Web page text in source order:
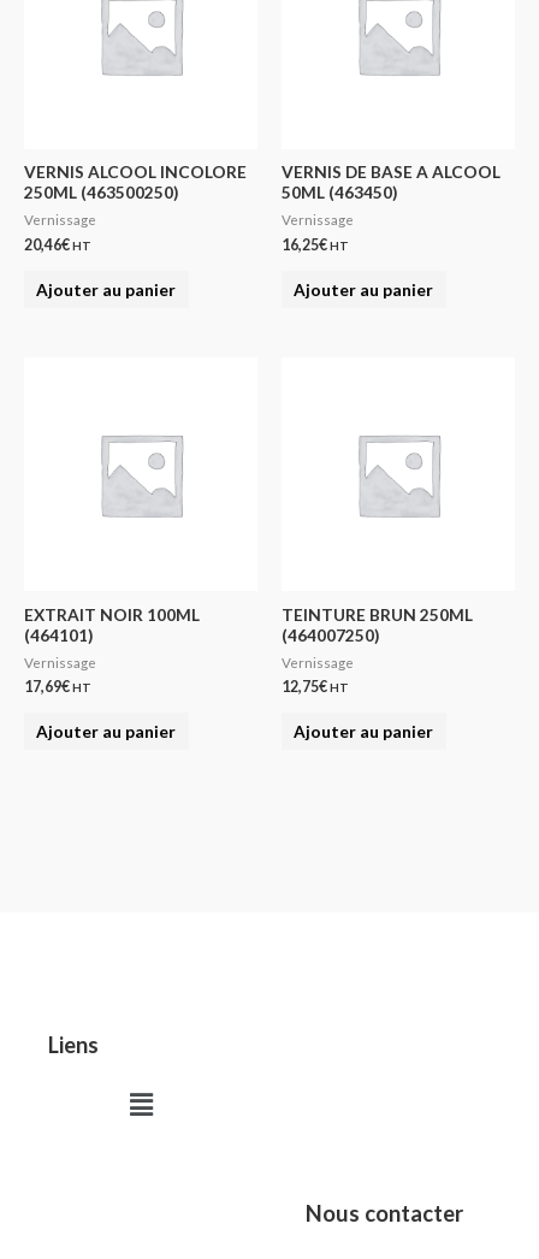
VERNIS ALCOOL INCOLORE
250ML (463500250)
Vernissage
20,46€HT
Ajouter au panier
VERNIS DE BASE A ALCOOL
50ML (463450)
Vernissage
16,25€HT
Ajouter au panier
EXTRAIT NOIR 100ML
(464101)
Vernissage
17,69€HT
Ajouter au panier
TEINTURE BRUN 250ML
(464007250)
Vernissage
12,75€HT
Ajouter au panier
Liens
Menu
Nous contacter